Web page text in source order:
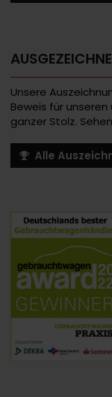
Unsere
Beweis für
ganzer Stolz.
Alle